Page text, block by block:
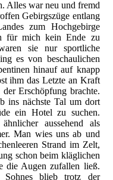
Alles war neu und fremd
Gebirgszüge entlang
zum Hochgebirge
für mich kein Ende zu
sie nur sportliche
es von beschaulichen
hinauf auf knapp
ihm das Letzte an Kraft
Erschöpfung brachte.
ins nächste Tal um dort
ein Hotel zu suchen.
aussehend als
Man wies uns ab und
Strand im Zelt,
schon beim kläglichen
die Augen zufallen ließ.
Sohnes blieb trotz der